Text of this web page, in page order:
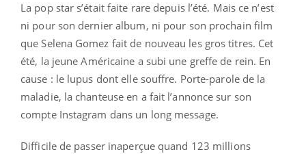
La pop star s’était faite rare depuis l’été. Mais ce n’est
ni pour son dernier album, ni pour son prochain film
que Selena Gomez fait de nouveau les gros titres. Cet
été, la jeune Américaine a subi une greffe de rein. En
cause : le lupus dont elle souffre. Porte-parole de la
maladie, la chanteuse en a fait l’annonce sur son
compte Instagram dans un long message.
Difficile de passer inaperçue quand 123 millions